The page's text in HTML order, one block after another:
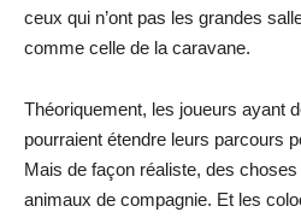
ceux qui n’ont pas les grandes
comme celle de la caravane.
Théoriquement, les joueurs ayant
pourraient étendre leurs parcours
Mais de façon réaliste, des
animaux de compagnie. Et les